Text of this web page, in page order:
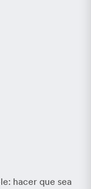
hacer que sea